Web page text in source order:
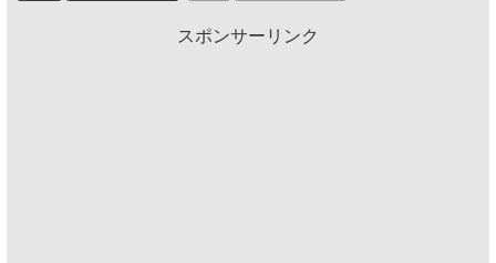
スポンサーリンク